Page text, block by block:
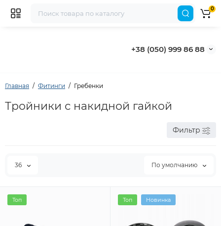
+38 (050) 999 86 88
0
Главная Фитинги Гребенки
Тройники с накидной гайкой
Фильтр
36 По умолчанию
Топ Топ Новинка